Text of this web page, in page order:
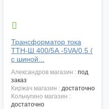

Трансформатор тока
ТТН-Ш 400/5А -5VA/0.5 (
с шиной...
александров магазин : под
заказ
киржач магазин : достаточно
кольчугино магазин :
достаточно